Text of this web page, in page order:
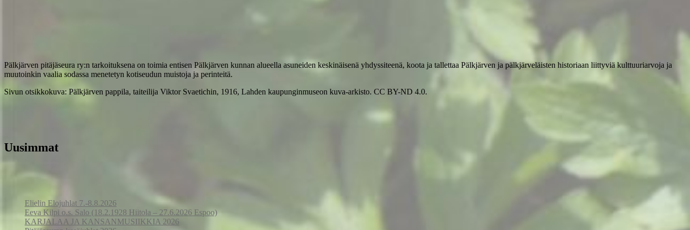
Pälkjärven pitäjäseura ry:n tarkoituksena on toimia entisen Pälkjärven kunnan alueella asuneiden keskinäisenä yhdyssiteenä, koota ja tallettaa Pälkjärven ja pälkjärveläisten historiaan liittyviä kulttuuriarvoja ja
muutoinkin vaalia sodassa menetetyn kotiseudun muistoja ja perinteitä.
Sivun otsikkokuva: Pälkjärven pappila, taiteilija Viktor Svaetichin, 1916, Lahden kaupunginmuseon kuva-arkisto. CC BY-ND 4.0.
Uusimmat
Elielin Elojuhlat 7.-8.8.2026
Eeva Kilpi o.s. Salo (18.2.1928 Hiitola – 27.6.2026 Espoo)
KARJALAA JA KANSANMUSIIKKIA 2026